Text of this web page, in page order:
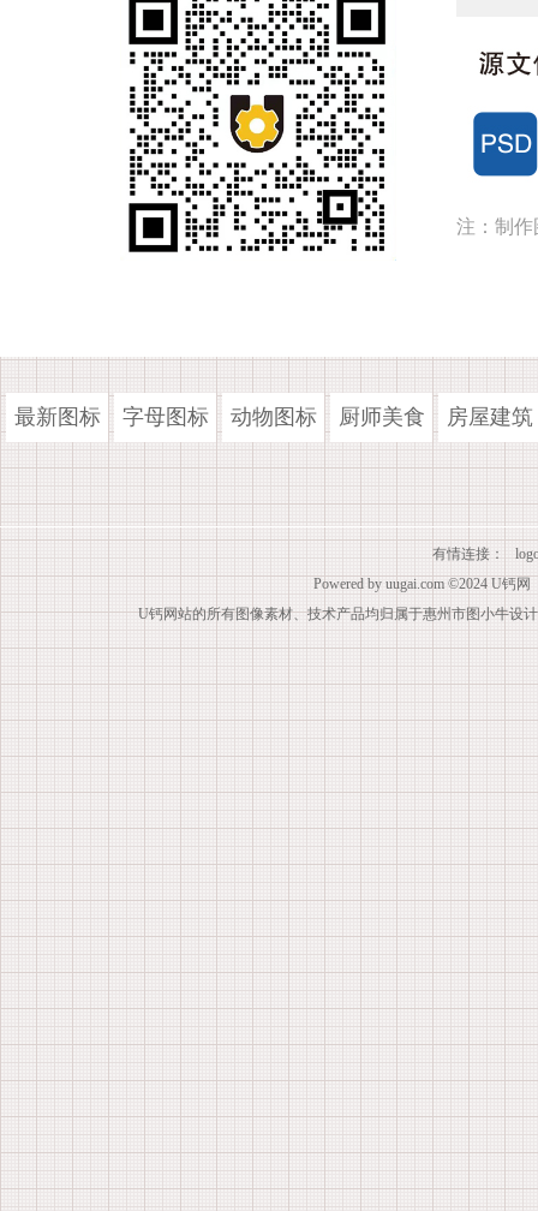
注：制作
最新图标 字母图标 动物图标 厨师美食 房屋建筑
有情连接：
Powered by uugai.com ©2024 U钙网
U钙网站的所有图像素材、技术产品均归属于惠州市图小牛设